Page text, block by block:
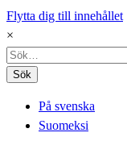
Flytta dig till innehållet
×
Sök
På svenska
Suomeksi